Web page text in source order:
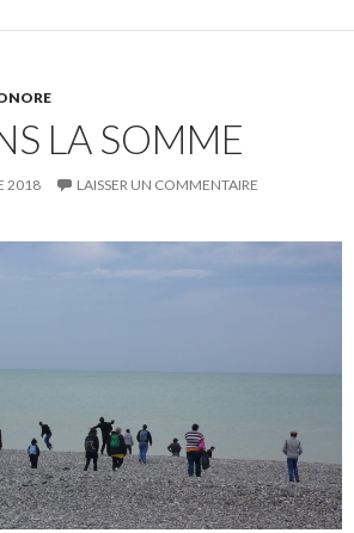
LA SOMME
2018 LAISSER UN COMMENTAIRE